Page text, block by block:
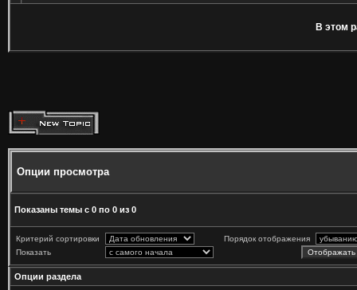
В этом
Опции просмотра
Показаны темы с 0 по 0 из 0
Критерий сортировки
Порядок отображения
Показать
Опции раздела